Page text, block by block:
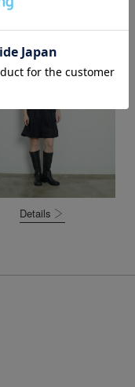
Details